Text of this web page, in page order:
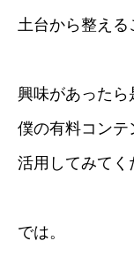
土台から整える
興味があったら
僕の有料コンテ
活用してみてく
では。